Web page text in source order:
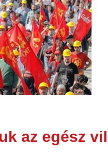
az egész